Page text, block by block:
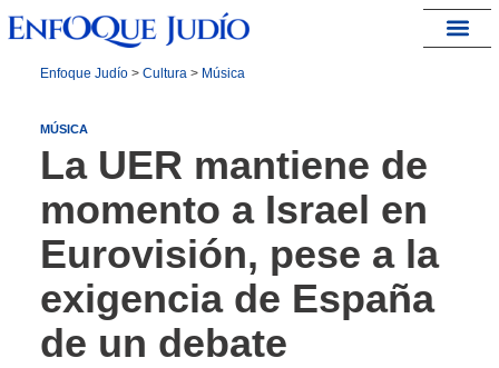
Enfoque Judío> Cultura> Música
MÚSICA
La UER mantiene de
momento a Israel en
Eurovisión, pese a la
exigencia de España
de un debate